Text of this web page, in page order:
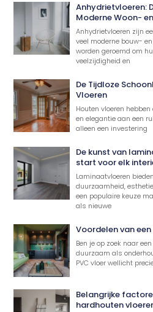
Anhydrietvloeren:
Moderne Woon-
Anhydrietvloeren zijn
veel moderne bouw-
worden geroemd om
veelzijdigheid en
De Tijdloze
Vloeren
Houten vloeren
en elegantie aan een
alleen een investering
De kunst van
start voor elk
Laminaatvloeren
duurzaamheid,
een populaire keuze
als nieuwe
Voordelen van een
Ben je op zoek naar
duurzaam als
PVC vloer wellicht
Belangrijke
hardhouten